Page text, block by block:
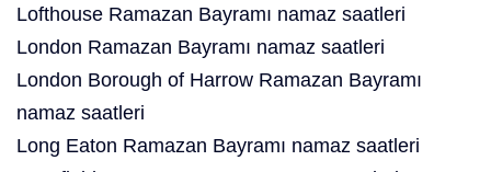
Lofthouse Ramazan Bayramı namaz saatleri
London Ramazan Bayramı namaz saatleri
London Borough of Harrow Ramazan Bayramı
namaz saatleri
Long Eaton Ramazan Bayramı namaz saatleri